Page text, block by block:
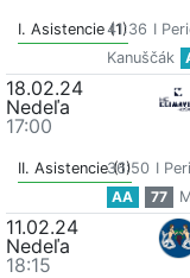
I. Asistencie (1)41:36 I
Kanuščák
18.02.24
Nedeľa
17:00
II. Asistencie (1)
36:50 I
AA
77
11.02.24
Nedeľa
18:15